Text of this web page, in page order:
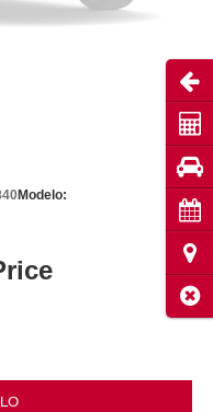
Modelo: